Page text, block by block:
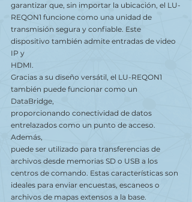
garantizar que, sin importar la ubicación, el LU-
REQON1 funcione como una unidad de
transmisión segura y confiable. Este
dispositivo también admite entradas de video
IP y
HDMI.
Gracias a su diseño versátil, el LU-REQON1
también puede funcionar como un
DataBridge,
proporcionando conectividad de datos
entrelazados como un punto de acceso.
Además,
puede ser utilizado para transferencias de
archivos desde memorias SD o USB a los
centros de comando. Estas características son
ideales para enviar encuestas, escaneos o
archivos de mapas extensos a la base.